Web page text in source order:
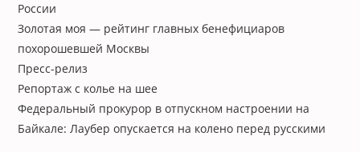
России
Золотая моя — рейтинг главных бенефициаров
похорошевшей Москвы
Пресс-релиз
Репортаж с колье на шее
Федеральный прокурор в отпускном настроении на
Байкале: Лаубер опускается на колено перед русскими